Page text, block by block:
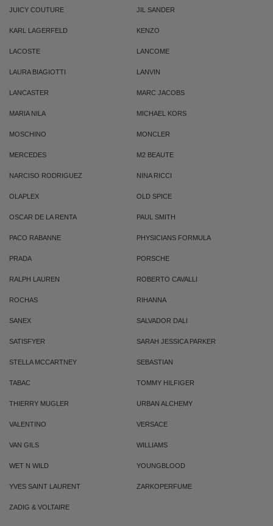
JUICY COUTURE JIL SANDER
KARL LAGERFELD KENZO
LACOSTE LANCOME
LAURA BIAGIOTTI LANVIN
LANCASTER MARC JACOBS
MARIA NILA MICHAEL KORS
MOSCHINO MONCLER
MERCEDES M2 BEAUTE
NARCISO RODRIGUEZ NINA RICCI
OLAPLEX OLD SPICE
OSCAR DE LA RENTA PAUL SMITH
PACO RABANNE PHYSICIANS FORMULA
PRADA PORSCHE
RALPH LAUREN ROBERTO CAVALLI
ROCHAS RIHANNA
SANEX SALVADOR DALI
SATISFYER SARAH JESSICA PARKER
STELLA MCCARTNEY SEBASTIAN
TABAC TOMMY HILFIGER
THIERRY MUGLER URBAN ALCHEMY
VALENTINO VERSACE
VAN GILS WILLIAMS
WET N WILD YOUNGBLOOD
YVES SAINT LAURENT ZARKOPERFUME
ZADIG & VOLTAIRE